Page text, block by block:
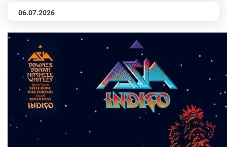
06.07.2026